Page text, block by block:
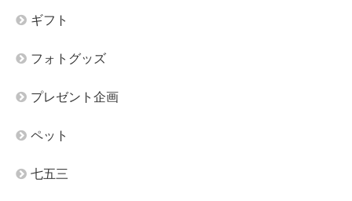
ギフト
フォトグッズ
プレゼント企画
ペット
七五三